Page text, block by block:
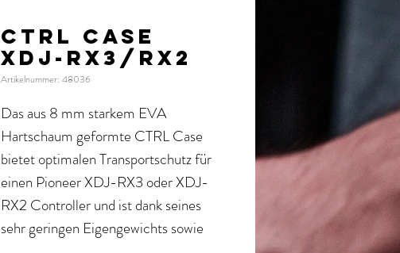
CTRL CASE
XDJ-RX3/RX2
Artikelnummer: 48036
Das aus 8 mm starkem EVA
Hartschaum geformte CTRL Case
bietet optimalen Transportschutz für
einen Pioneer XDJ-RX3 oder XDJ-
RX2 Controller und ist dank seines
sehr geringen Eigengewichts sowie